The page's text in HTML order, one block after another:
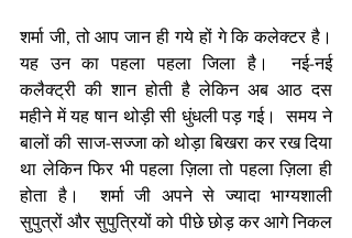
शर्मा जी, तो आप जान ही गये हों गे कि कलेक्टर है।
यह उन का पहला पहला जिला है।  नई-नई
कलैक्ट्री की शान होती है लेकिन अब आठ दस
महीने में यह षान थोड़ी सी धुंधली पड़ गई।  समय ने
बालों की साज-सज्जा को थोड़ा बिखरा कर रख दिया
था लेकिन फिर भी पहला ज़िला तो पहला ज़िला ही
होता है।  शर्मा जी अपने से ज्यादा भाग्यशाली
सुपुत्रों और सुपुत्रियों को पीछे छोड़ कर आगे निकल